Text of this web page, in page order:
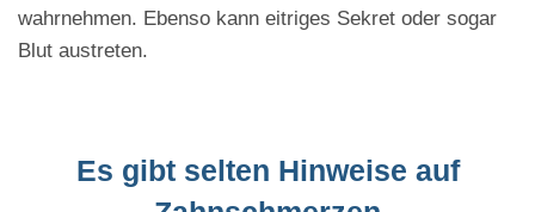
wahrnehmen. Ebenso kann eitriges Sekret oder sogar
Blut austreten.
Es gibt selten Hinweise auf